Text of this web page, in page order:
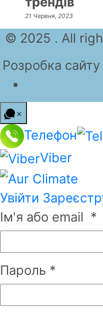
21 Червня, 2023
© 2025 . All
Розробка сайту
Телефон
Viber
Увійти
Ім'я або email *
Пароль *